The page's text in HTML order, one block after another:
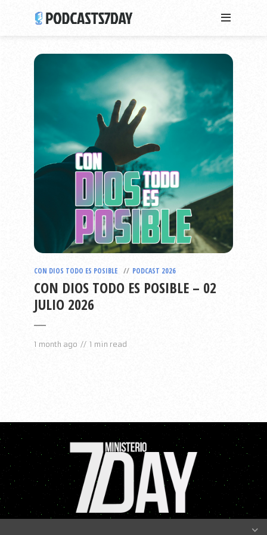
CON DIOS TODO ES POSIBLE PODCAST 2026
CON DIOS TODO ES POSIBLE – 02
JULIO 2026
1 month ago 1 min read